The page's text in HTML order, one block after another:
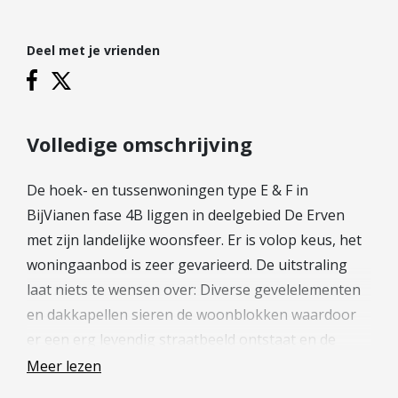
Starterslening
Financiële check
Banken
Contact
Leer ons kennen
Over Ons
Ons Team
Vacatures
Blog
Deel met je vrienden
Volledige omschrijving
De hoek- en tussenwoningen type E & F in
BijVianen fase 4B liggen in deelgebied De Erven
met zijn landelijke woonsfeer. Er is volop keus, het
woningaanbod is zeer gevarieerd. De uitstraling
laat niets te wensen over: Diverse gevelelementen
en dakkapellen sieren de woonblokken waardoor
er een erg levendig straatbeeld ontstaat en de
woningen stuk voor stuk uniek zijn.
Meer lezen